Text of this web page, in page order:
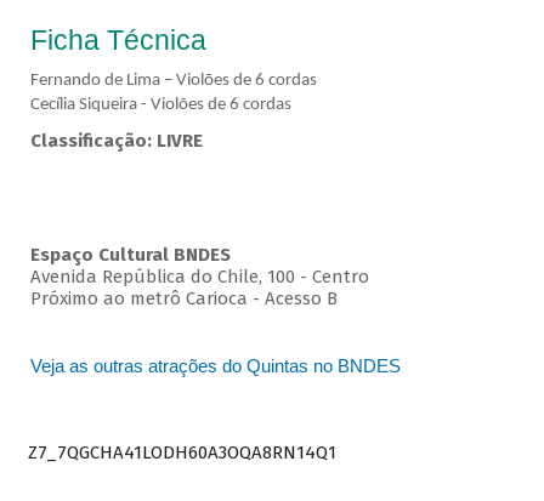
Ficha Técnica
Fernando de Lima – Violões de 6 cordas
Cecília Siqueira - Violões de 6 cordas
Classificação: LIVRE
Espaço Cultural BNDES
Avenida República do Chile, 100 - Centro
Próximo ao metrô Carioca - Acesso B
Veja as outras atrações do Quintas no BNDES
Z7_7QGCHA41LODH60A3OQA8RN14Q1